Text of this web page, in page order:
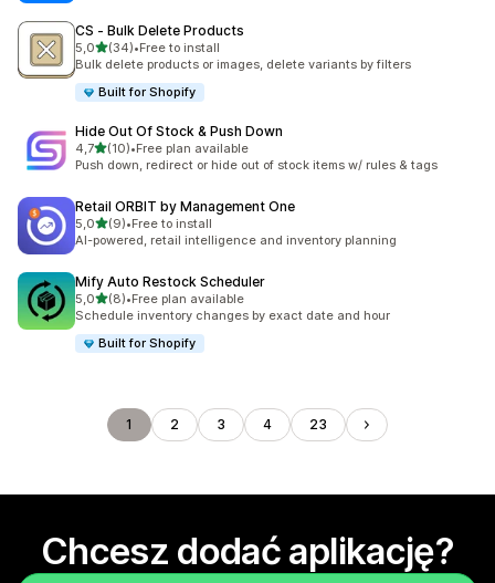
CS ‑ Bulk Delete Products
5,0na 5 gwiazdek
(34)
Łączna liczba recenzji: 34
•Free to install
Bulk delete products or images, delete variants by filters
Built for Shopify
Hide Out Of Stock & Push Down
4,7na 5 gwiazdek
(10)
Łączna liczba recenzji: 10
•Free plan available
Push down, redirect or hide out of stock items w/ rules & tags
Retail ORBIT by Management One
5,0na 5 gwiazdek
(9)
Łączna liczba recenzji: 9
•Free to install
AI-powered, retail intelligence and inventory planning
Mify Auto Restock Scheduler
5,0na 5 gwiazdek
(8)
Łączna liczba recenzji: 8
•Free plan available
Schedule inventory changes by exact date and hour
Built for Shopify
1 2 3 4 23
Chcesz dodać aplikację?